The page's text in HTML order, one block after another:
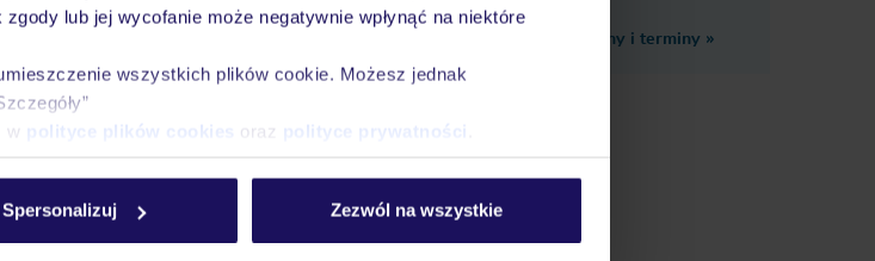
lub jej wycofanie może negatywnie wpłynąć na niektóre
wszystkich plików cookie. Możesz jednak
w polityce plików cookies oraz polityce prywatności
Spersonalizuj Zezwól na wszystkie
przy plaży transfer busem w cenie
dla dzieci klub dla dzieci: do 3 lat
dla dzieci
Zobacz inne ceny i terminy »